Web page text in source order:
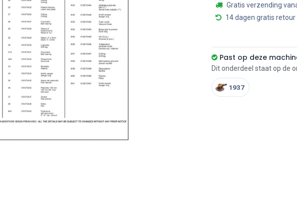
Gratis verzending
14 dagen gratis retour
Past op deze
Dit onderdeel staat op de
1937